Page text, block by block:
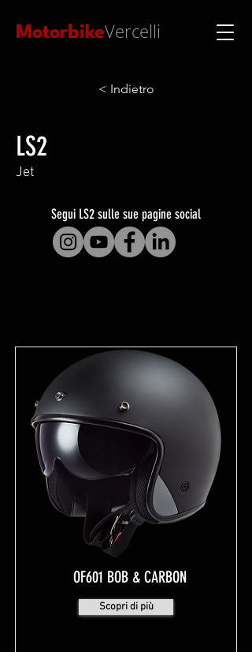
MotorbikeVercelli
< Indietro
LS2
Jet
Segui LS2 sulle sue pagine social
OF601 BOB & CARBON
Scopri di più